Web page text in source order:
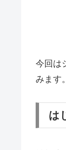
今回は
みます。
は